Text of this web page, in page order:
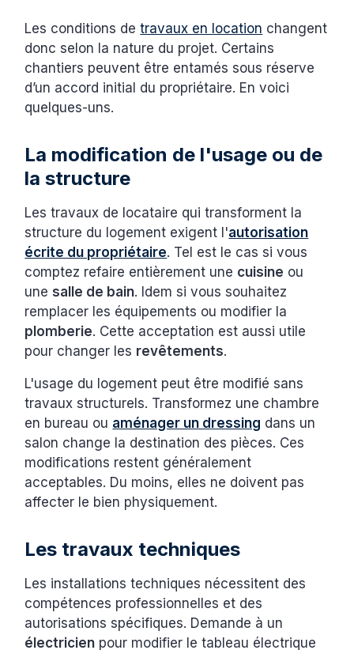
Les conditions detravaux en location changent
donc selon la nature du projet. Certains
chantiers peuvent être entamés sous réserve
d’un accord initial du propriétaire. En voici
quelques-uns.
La modification de l'usage ou de
la structure
Les travaux de locataire qui transforment la
structure du logement exigent l'autorisation
écrite du propriétaire. Tel est le cas si vous
comptez refaire entièrement une cuisine ou
unesalle de bain. Idem si vous souhaitez
remplacer les équipements ou modifier la
plomberie. Cette acceptation est aussi utile
pour changer les revêtements.
L'usage du logement peut être modifié sans
travaux structurels. Transformez une chambre
en bureau ou aménager un dressing dans un
salon change la destination des pièces. Ces
modifications restent généralement
acceptables. Du moins, elles ne doivent pas
affecter le bien physiquement.
Les travaux techniques
Les installations techniques nécessitent des
compétences professionnelles et des
autorisations spécifiques. Demande à un
électricien pour modifier le tableau électrique